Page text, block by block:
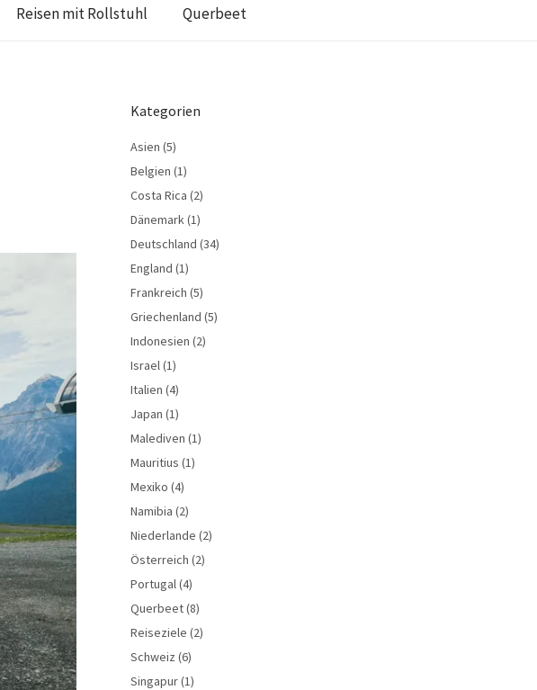
Reisen mit Rollstuhl Querbeet
Kategorien
Asien (5)
Belgien (1)
Costa Rica (2)
Dänemark(1)
Deutschland (34)
England (1)
Frankreich (5)
Griechenland (5)
Indonesien (2)
Israel(1)
Italien (4)
Japan (1)
Malediven (1)
Mauritius (1)
Mexiko (4)
Namibia (2)
Niederlande (2)
Österreich (2)
Portugal(4)
Querbeet(8)
Reiseziele (2)
Schweiz (6)
Singapur(1)